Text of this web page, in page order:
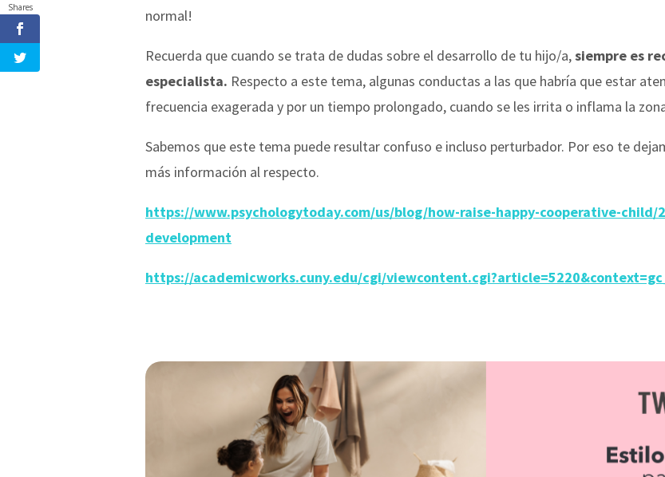
normal!
Recuerda que cuando se trata de dudas sobre el desarrollo de tu hijo/a,siempre es
especialista. Respecto a este tema, algunas conductas a las que habría que estar
frecuencia exagerada y por un tiempo prolongado, cuando se les irrita o inflama la
Sabemos que este tema puede resultar confuso e incluso perturbador. Por eso te
más información al respecto.
https://www.psychologytoday.com/us/blog/how-raise-happy-cooperative-
development
https://academicworks.cuny.edu/cgi/
Shares